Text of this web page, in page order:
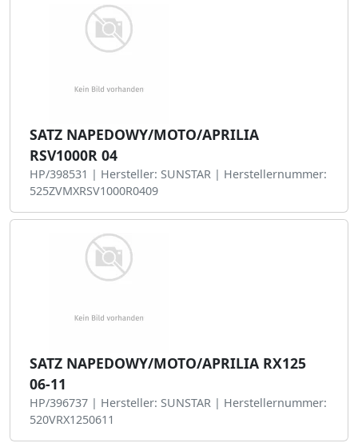
SATZ NAPEDOWY/MOTO/APRILIA
RSV1000R 04
HP/398531 | Hersteller: SUNSTAR | Herstellernummer:
525ZVMXRSV1000R0409
SATZ NAPEDOWY/MOTO/APRILIA RX125
06-11
HP/396737 | Hersteller: SUNSTAR | Herstellernummer:
520VRX1250611